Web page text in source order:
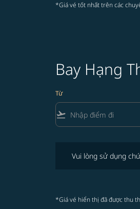
*Giá vé tốt nhất trên các
Bay Hạng
Từ
flight_takeoff
Vui lòng sử dụng
*Giá vé hiển thị đã được thu